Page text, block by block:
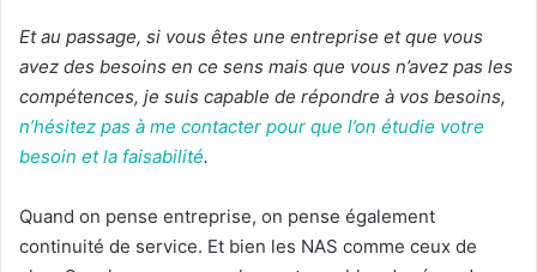
Et au passage, si vous êtes une entreprise et que vous
avez des besoins en ce sens mais que vous n’avez pas les
compétences, je suis capable de répondre à vos besoins,
n’hésitez pas à me contacter pour que l’on étudie votre
besoin et la faisabilité.
Quand on pense entreprise, on pense également
continuité de service. Et bien les NAS comme ceux de